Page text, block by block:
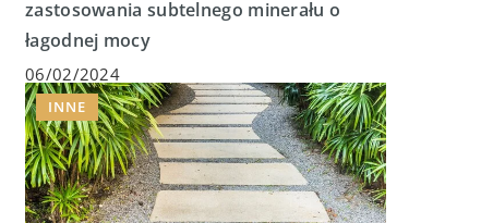
zastosowania subtelnego minerału o
łagodnej mocy
06/02/2024
INNE